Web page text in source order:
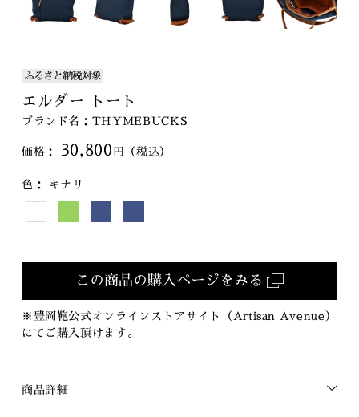
ふるさと納税対象
エルダー トート
ブランド名：THYMEBUCKS
30,800
色： キナリ
この商品の購入ページをみる
※豊岡鞄公式オンラインストアサイト（Artisan Avenue）
にてご購入頂けます。
商品詳細